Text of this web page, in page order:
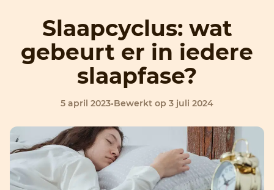
Slaapcyclus: wat
gebeurt er in iedere
slaapfase?
5 april 2023•Bewerkt op 3 juli 2024